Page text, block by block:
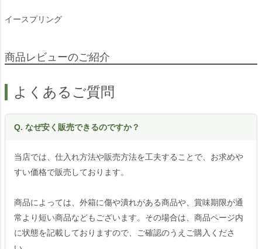
イースプリング
商品レビューのご紹介
よくあるご質問
Q. なぜ安く販売できるのですか？
当店では、仕入れ方法や販売方法を工夫することで、お求めや
すい価格で販売しております。
商品によっては、外箱に傷や潰れがある商品や、賞味期限が通
常より短い商品などもございます。その場合は、商品ページ内
に状態を記載しておりますので、ご確認のうえご購入くださ